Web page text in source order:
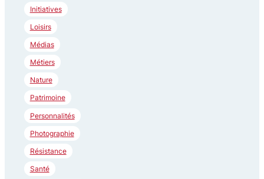
Initiatives
Loisirs
Médias
Métiers
Nature
Patrimoine
Personnalités
Photographie
Résistance
Santé